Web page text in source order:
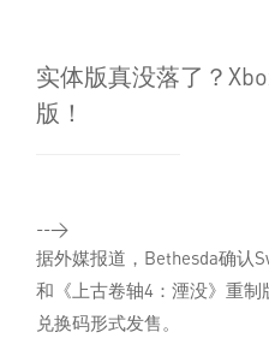
实体版真没落了？
版！
-->
据外媒报道，Bethesda确认
和《上古卷轴4：湮没》重
兑换码形式发售。